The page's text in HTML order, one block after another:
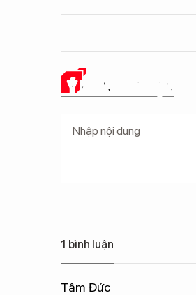
Ý KIẾN CỦA BẠN
1 bình luận
Tâm Đức